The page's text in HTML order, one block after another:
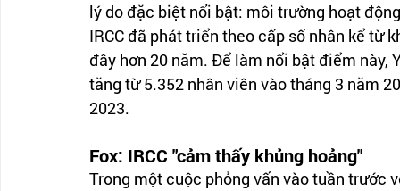
lý do đặc biệt nổi bật: môi trường hoạt
IRCC đã phát triển theo cấp số nhân kể
đây hơn 20 năm. Để làm nổi bật điểm này,
tăng từ 5.352 nhân viên vào tháng 3 năm
2023.
Fox: IRCC "cảm thấy khủng hoảng"
Trong một cuộc phỏng vấn vào tuần trước